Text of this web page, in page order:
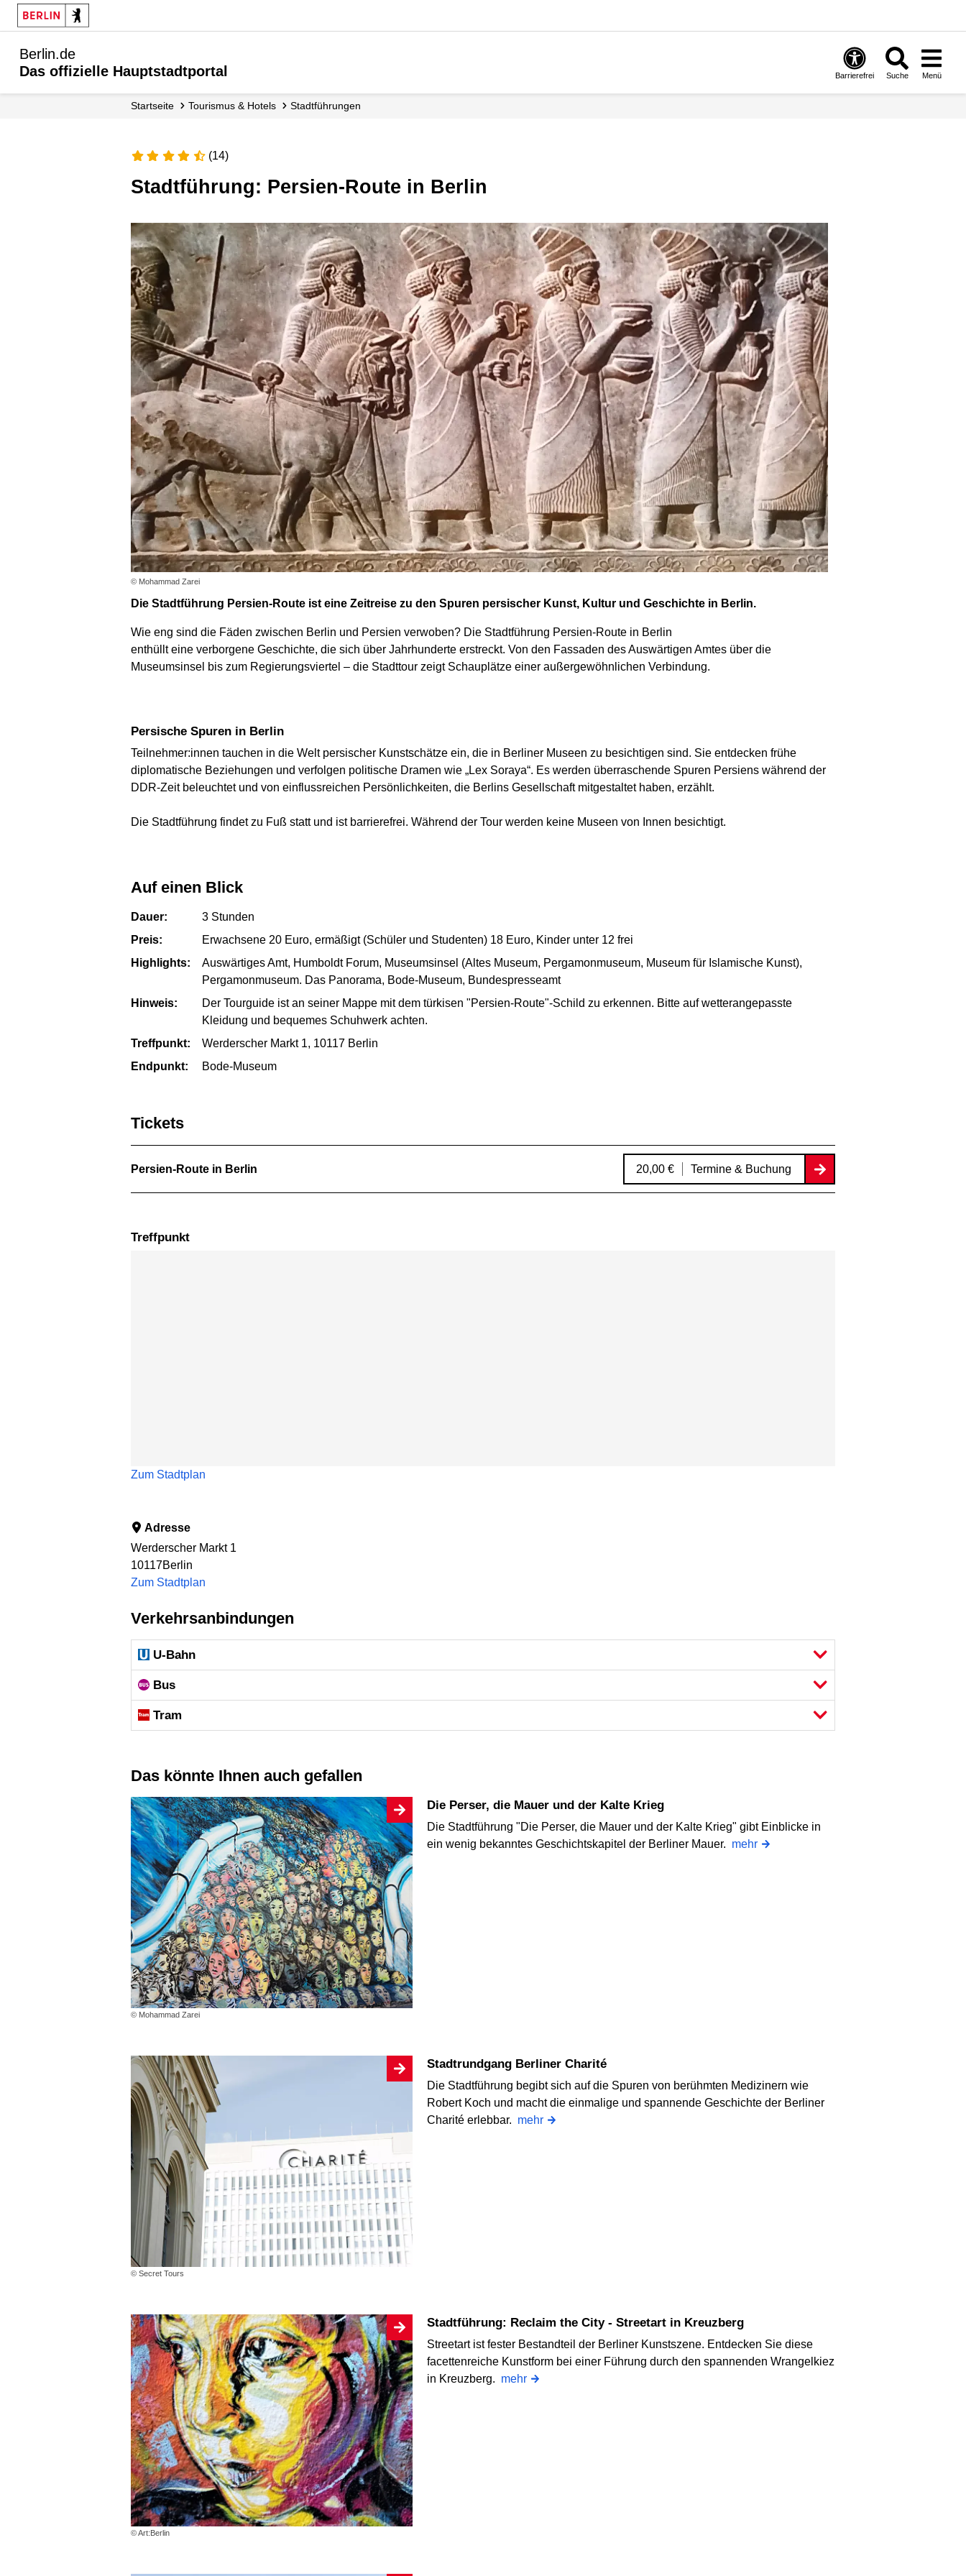
Berlin.de
Das offizielle Hauptstadtportal
Barrierefrei Suche Menü
Startseite Tourismus & Hotels Stadtführungen
(14)
Stadtführung: Persien-Route in Berlin
© Mohammad Zarei
Die Stadtführung Persien-Route ist eine Zeitreise zu den Spuren persischer Kunst, Kultur und Geschichte in Berlin.
Wie eng sind die Fäden zwischen Berlin und Persien verwoben? Die Stadtführung Persien-Route in Berlin
enthüllt eine verborgene Geschichte, die sich über Jahrhunderte erstreckt. Von den Fassaden des Auswärtigen Amtes über die
Museumsinsel bis zum Regierungsviertel – die Stadttour zeigt Schauplätze einer außergewöhnlichen Verbindung.
Persische Spuren in Berlin
Teilnehmer:innen tauchen in die Welt persischer Kunstschätze ein, die in Berliner Museen zu besichtigen sind. Sie entdecken frühe
diplomatische Beziehungen und verfolgen politische Dramen wie „Lex Soraya“. Es werden überraschende Spuren Persiens während der
DDR-Zeit beleuchtet und von einflussreichen Persönlichkeiten, die Berlins Gesellschaft mitgestaltet haben, erzählt.
Die Stadtführung findet zu Fuß statt und ist barrierefrei. Während der Tour werden keine Museen von Innen besichtigt.
Auf einen Blick
Dauer:
3 Stunden
Preis:
Erwachsene 20 Euro, ermäßigt (Schüler und Studenten) 18 Euro, Kinder unter 12 frei
Highlights:
Auswärtiges Amt, Humboldt Forum, Museumsinsel (Altes Museum, Pergamonmuseum, Museum für Islamische Kunst),
Pergamonmuseum. Das Panorama, Bode-Museum, Bundespresseamt
Hinweis:
Der Tourguide ist an seiner Mappe mit dem türkisen "Persien-Route"-Schild zu erkennen. Bitte auf wetterangepasste
Kleidung und bequemes Schuhwerk achten.
Treffpunkt:
Werderscher Markt 1, 10117 Berlin
Endpunkt:
Bode-Museum
Tickets
Persien-Route in Berlin 20,00 € Termine & Buchung
Treffpunkt
Zum Stadtplan
Adresse
Werderscher Markt 1
10117Berlin
Zum Stadtplan
Verkehrsanbindungen
U-Bahn
Bus
Tram
Das könnte Ihnen auch gefallen
© Mohammad Zarei
Die Perser, die Mauer und der Kalte Krieg
Die Stadtführung "Die Perser, die Mauer und der Kalte Krieg" gibt Einblicke in
ein wenig bekanntes Geschichtskapitel der Berliner Mauer. mehr
© Secret Tours
Stadtrundgang Berliner Charité
Die Stadtführung begibt sich auf die Spuren von berühmten Medizinern wie
Robert Koch und macht die einmalige und spannende Geschichte der Berliner
Charité erlebbar. mehr
© Art:Berlin
Stadtführung: Reclaim the City - Streetart in Kreuzberg
Streetart ist fester Bestandteil der Berliner Kunstszene. Entdecken Sie diese
facettenreiche Kunstform bei einer Führung durch den spannenden Wrangelkiez
in Kreuzberg. mehr